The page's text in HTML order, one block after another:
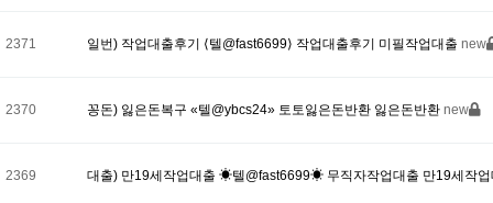
2371 일번) 작업대출후기 ⟨텔@fast6699⟩ 작업대출후기 미필작업대출 new
2370 꽁돈) 잃은돈복구 «텔@ybcs24» 토토잃은돈반환 잃은돈반환 new
2369 대출) 만19세작업대출 ☀텔@fast6699☀ 무직자작업대출 만19세작업